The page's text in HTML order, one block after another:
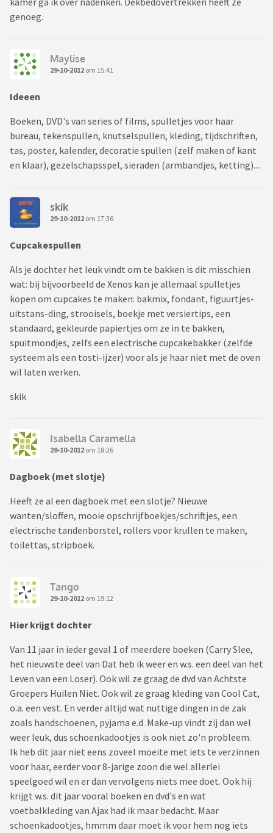
genoeg.
Maylise
29-10-2012 om 15:41
Ideeen
Boeken, DVD's van series of films, spulletjes voor haar
bureau, tekenspullen, knutselspullen, kleding, tijdschriften,
tas, poster, kalender, decoratie spullen (zelf maken of kant
en klaar), gezelschapsspel, sieraden (armbandjes, ketting)....
skik
29-10-2012 om 17:36
Cupcakespullen
Als je dochter het leuk vindt om te bakken is dit misschien
wat: bij bijvoorbeeld de Xenos kan je allemaal spulletjes
kopen om cupcakes te maken: bakmix, fondant, figuurtjes-
uitstans-ding, strooisels, boekje met versiertips, een
standaard, gekleurde papiertjes om ze in te bakken,
spuitmondjes, zelfs een electrische cupcakebakker (zelfde
systeem als een tosti-ijzer) voor als je haar niet met de oven
wil laten werken.
skik
Isabella Caramella
29-10-2012 om 18:26
Dagboek (met slotje)
Heeft ze al een dagboek met een slotje? Nieuwe
wanten/sloffen, mooie opschrijfboekjes/schriftjes, een
electrische tandenborstel, rollers voor krullen te maken,
toilettas, stripboek.
Tango
29-10-2012 om 19:12
Hier krijgt dochter
Van 11 jaar in ieder geval 1 of meerdere boeken (Carry Slee,
het nieuwste deel van Dat heb ik weer en w.s. een deel van het
Leven van een Loser). Ook wil ze graag de dvd van Achtste
Groepers Huilen Niet. Ook wil ze graag kleding van Cool Cat,
o.a. een vest. En verder altijd wat nuttige dingen in de zak
zoals handschoenen, pyjama e.d. Make-up vindt zij dan wel
weer leuk, dus schoenkadootjes is ook niet zo'n probleem.
Ik heb dit jaar niet eens zoveel moeite met iets te verzinnen
voor haar, eerder voor 8-jarige zoon die wel allerlei
speelgoed wil en er dan vervolgens niets mee doet. Ook hij
krijgt w.s. dit jaar vooral boeken en dvd's en wat
voetbalkleding van Ajax had ik maar bedacht. Maar
schoenkadootjes, hmmm daar moet ik voor hem nog iets